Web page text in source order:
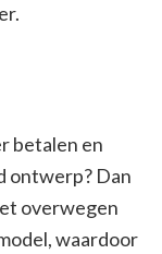
betalen en
ontwerp? Dan
overwegen
waardoor